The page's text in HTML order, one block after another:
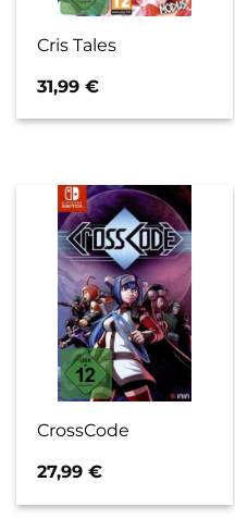
Cris Tales
31,99€
CrossCode
27,99€